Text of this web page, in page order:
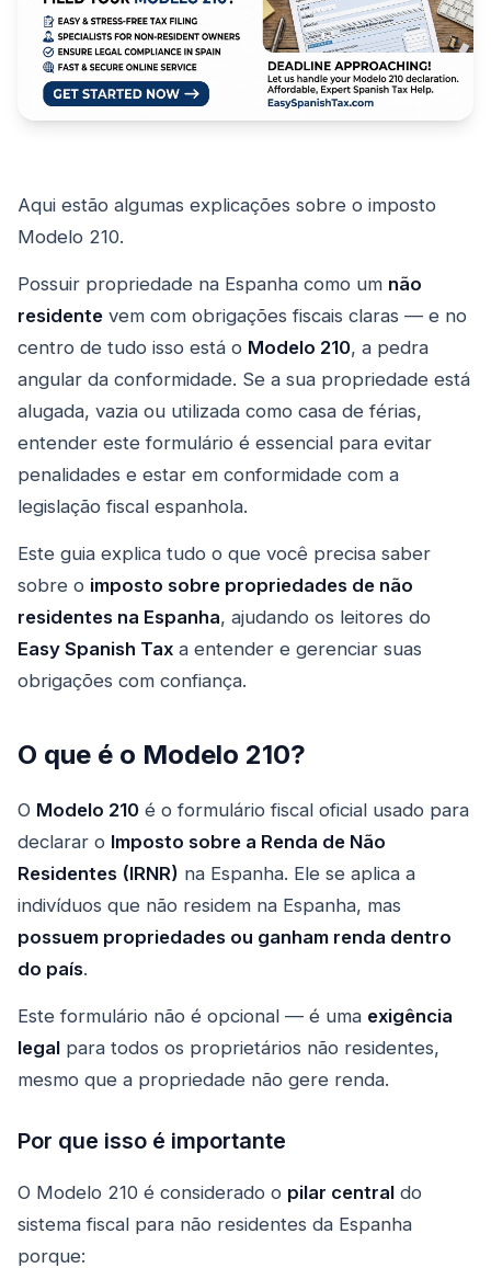
Aqui estão algumas explicações sobre o imposto
Modelo 210.
Possuir propriedade na Espanha como um não
residente vem com obrigações fiscais claras — e no
centro de tudo isso está o Modelo 210, a pedra
angular da conformidade. Se a sua propriedade está
alugada, vazia ou utilizada como casa de férias,
entender este formulário é essencial para evitar
penalidades e estar em conformidade com a
legislação fiscal espanhola.
Este guia explica tudo o que você precisa saber
sobre o imposto sobre propriedades de não
residentes na Espanha, ajudando os leitores do
Easy Spanish Tax a entender e gerenciar suas
obrigações com confiança.
O que é o Modelo 210?
O Modelo 210 é o formulário fiscal oficial usado para
declarar o Imposto sobre a Renda de Não
Residentes (IRNR) na Espanha. Ele se aplica a
indivíduos que não residem na Espanha, mas
possuem propriedades ou ganham renda dentro
do país.
Este formulário não é opcional — é uma exigência
legal para todos os proprietários não residentes,
mesmo que a propriedade não gere renda.
Por que isso é importante
O Modelo 210 é considerado o pilar central do
sistema fiscal para não residentes da Espanha
porque: